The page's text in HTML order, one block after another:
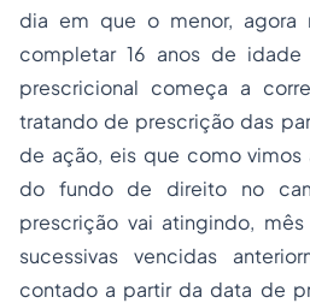
dia em que o menor, agora
completar 16 anos de
prescricional começa a
tratando de prescrição das
de ação, eis que como
do fundo de direito no
prescrição vai atingindo,
sucessivas vencidas
contado a partir da data de